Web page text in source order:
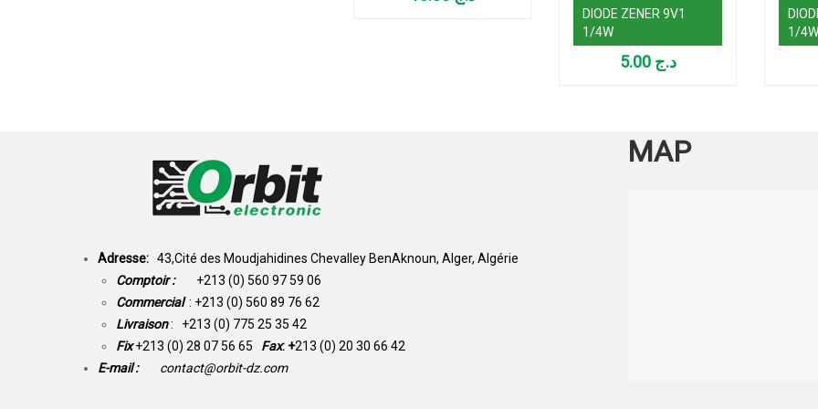
DIODE ZENER 9V1
1/4W
د.ج 5.00
1/4W
Adresse: 43,Cité des Moudjahidines Chevalley BenAknoun, Alger, Algérie
Comptoir : +213 (0) 560 97 59 06
Commercial : +213 (0) 560 89 76 62
Livraison: +213 (0) 775 25 35 42
Fix +213 (0) 28 07 56 65 Fax: +213 (0) 20 30 66 42
E-mail :
contact@orbit-dz.com
MAP